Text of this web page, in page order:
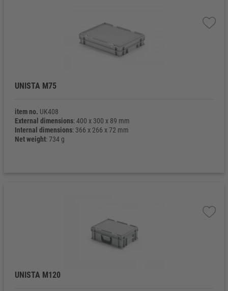
UNISTA M75
item no. UK408
External dimensions: 400 x 300 x 89 mm
Internal dimensions: 366 x 266 x 72 mm
Net weight: 734 g
UNISTA M120